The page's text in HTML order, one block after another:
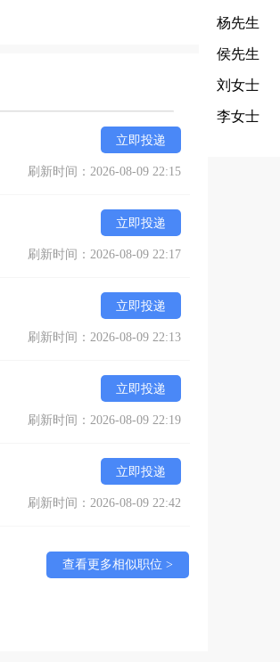
立即投递
刷新时间：2026-08-09 22:15
立即投递
刷新时间：2026-08-09 22:17
立即投递
刷新时间：2026-08-09 22:13
立即投递
刷新时间：2026-08-09 22:19
立即投递
刷新时间：2026-08-09 22:42
查看更多相似职位 >
杨先生
侯先生
刘女士
李女士